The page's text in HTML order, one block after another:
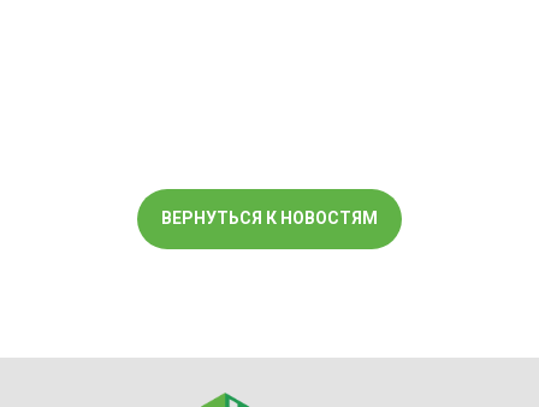
ВЕРНУТЬСЯ К НОВОСТЯМ